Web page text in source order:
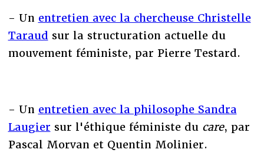
- Un entretien avec la chercheuse Christelle
Taraud sur la structuration actuelle du
mouvement féministe, par Pierre Testard.
- Un entretien avec la philosophe Sandra
Laugier sur l'éthique féministe du care, par
Pascal Morvan et Quentin Molinier.